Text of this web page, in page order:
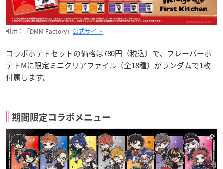
引用：「DMM Factory」 公式サイト
コラボポテトセットの価格は780円（税込）で、フレーバーポ
テトMに限定ミニクリアファイル（全18種）がランダムで1枚
付属します。
期間限定コラボメニュー